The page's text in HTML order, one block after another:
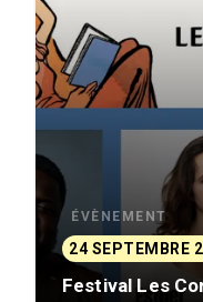
ÉVÈNEMENT
24 SEPTEMBRE
Festival Les